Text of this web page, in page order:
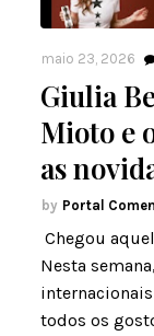
maio 23, 2026
Giulia
Mioto e
as
Portal
Chegou
Nesta
todos os